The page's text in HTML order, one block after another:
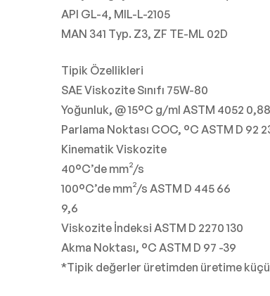
API GL-4, MIL-L-2105
MAN 341 Typ. Z3, ZF TE-ML 02D
Tipik Özellikleri
SAE Viskozite Sınıfı 75W-80
Yoğunluk, @ 15°C g/ml ASTM 4052
Parlama Noktası COC, °C ASTM D 92
Kinematik Viskozite
40°C’de mm²/s
100°C’de mm²/s ASTM D 445 66
9,6
Viskozite İndeksi ASTM D 2270 130
Akma Noktası, °C ASTM D 97 -39
*Tipik değerler üretimden üretime